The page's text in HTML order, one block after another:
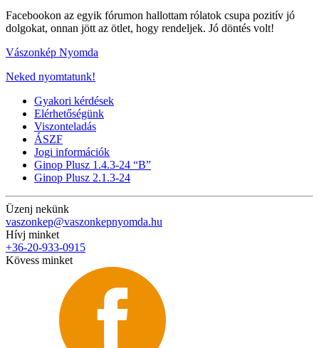
Facebookon az egyik fórumon hallottam rólatok csupa pozitív jó
dolgokat, onnan jött az ötlet, hogy rendeljek. Jó döntés volt!
Vászonkép Nyomda
Neked nyomtatunk!
Gyakori kérdések
Elérhetőségünk
Viszonteladás
ÁSZF
Jogi információk
Ginop Plusz 1.4.3-24 “B”
Ginop Plusz 2.1.3-24
Üzenj nekünk
vaszonkep@vaszonkepnyomda.hu
Hívj minket
+36-20-933-0915
Kövess minket